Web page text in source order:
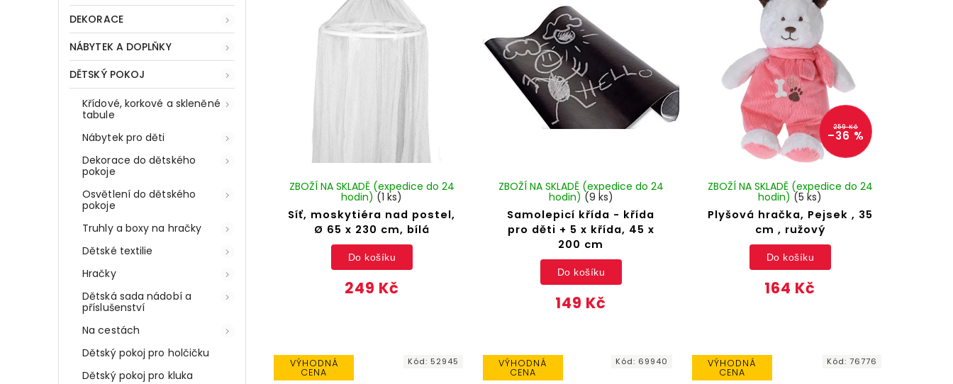
DEKORACE
NÁBYTEK A DOPLŇKY
DĚTSKÝ POKOJ
Křídové, korkové a skleněné
tabule
Nábytek pro děti
Dekorace do dětského
pokoje
Osvětlení do dětského
pokoje
Truhly a boxy na hračky
Dětské textilie
Hračky
Dětská sada nádobí a
příslušenství
Na cestách
Dětský pokoj pro holčičku
Dětský pokoj pro kluka
Síť, moskytiéra nad postel,
Ø 65 x 230 cm, bílá
ZBOŽÍ NA SKLADĚ (expedice do 24
hodin) (1 ks)
249 Kč
Do košíku
Samolepicí křída - křída
pro děti + 5 x křída, 45 x
200 cm
ZBOŽÍ NA SKLADĚ (expedice do 24
hodin) (9 ks)
149 Kč
Do košíku
259 Kč
–36 %
Plyšová hračka, Pejsek , 35
cm , ružový
ZBOŽÍ NA SKLADĚ (expedice do 24
hodin) (5 ks)
164 Kč
Do košíku
VÝHODNÁ
CENA
Kód: 52945 VÝHODNÁ
CENA
Kód: 69940 VÝHODNÁ
CENA
Kód:76776